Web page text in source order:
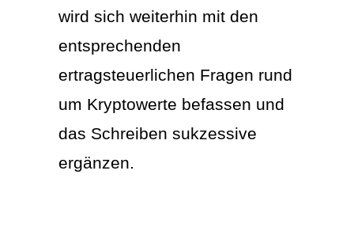
wird sich weiterhin mit den
entsprechenden
ertragsteuerlichen Fragen rund
um Kryptowerte befassen und
das Schreiben sukzessive
ergänzen.